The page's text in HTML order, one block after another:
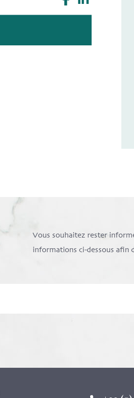
Vous souhaitez rester
informations ci-dessous afin